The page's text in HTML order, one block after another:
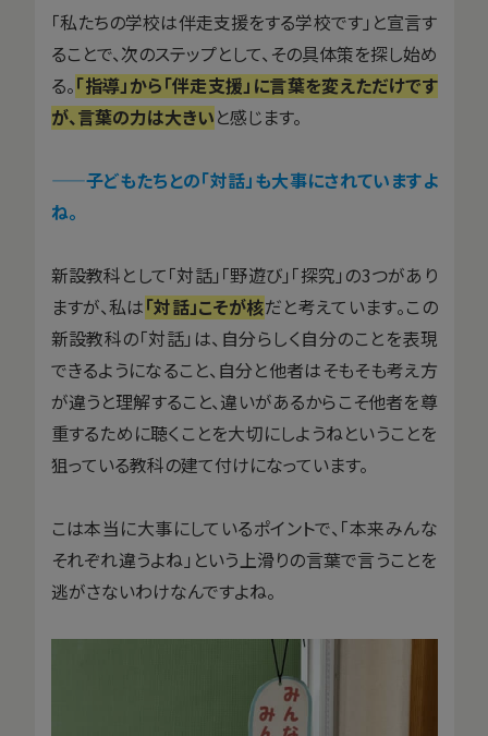
「私たちの学校は伴走支援をする学校です」と宣言す
ることで、次のステップとして、その具体策を探し始め
る。「指導」から「伴走支援」に言葉を変えただけです
が、言葉の力は大きいと感じます。
——子どもたちとの「対話」も大事にされていますよ
ね。
新設教科として「対話」「野遊び」「探究」の3つがあり
ますが、私は「対話」こそが核だと考えています。この
新設教科の「対話」は、自分らしく自分のことを表現
できるようになること、自分と他者はそもそも考え方
が違うと理解すること、違いがあるからこそ他者を尊
重するために聴くことを大切にしようねということを
狙っている教科の建て付けになっています。
こは本当に大事にしているポイントで、「本来みんな
それぞれ違うよね」という上滑りの言葉で言うことを
逃がさないわけなんですよね。